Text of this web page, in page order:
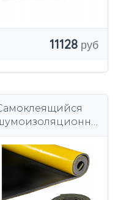
11128
10 мм на капот
двигателя 25х100